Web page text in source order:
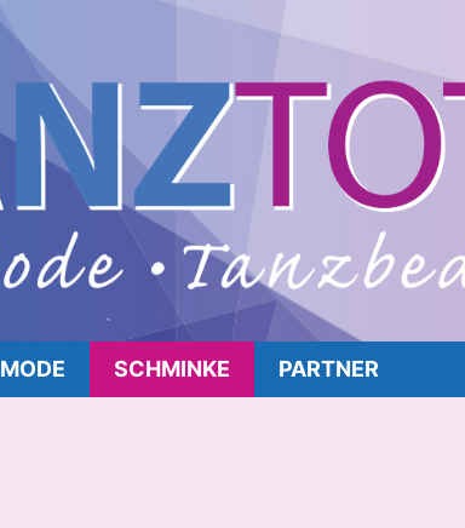
MODE SCHMINKE PARTNER